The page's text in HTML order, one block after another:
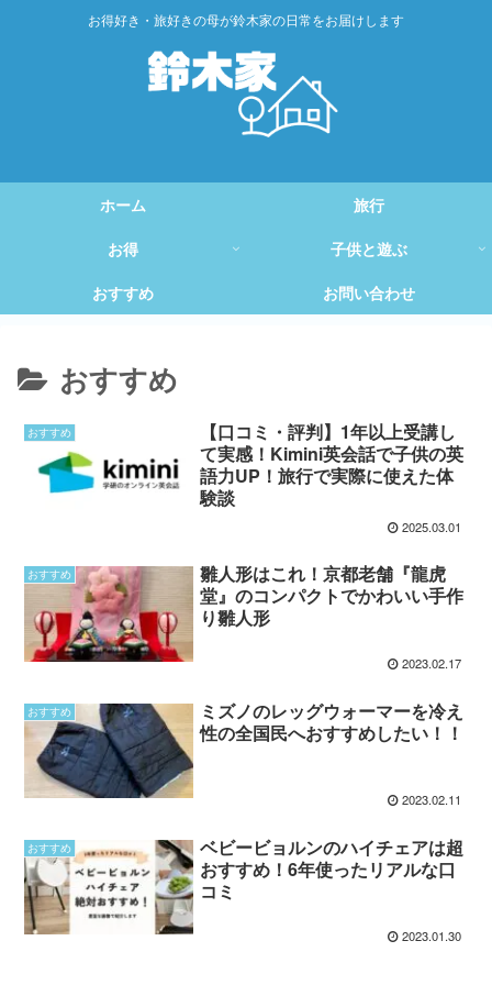
お得好き・旅好きの母が鈴木家の日常をお届けします
ホーム
旅行
お得
子供と遊ぶ
おすすめ
お問い合わせ
おすすめ
おすすめ
【口コミ・評判】1年以上受講し
て実感！Kimini英会話で子供の英
語力UP！旅行で実際に使えた体
験談
2025.03.01
おすすめ
雛人形はこれ！京都老舗『龍虎
堂』のコンパクトでかわいい手作
り雛人形
2023.02.17
おすすめ
ミズノのレッグウォーマーを冷え
性の全国民へおすすめしたい！！
2023.02.11
おすすめ
ベビービョルンのハイチェアは超
おすすめ！6年使ったリアルな口
コミ
2023.01.30